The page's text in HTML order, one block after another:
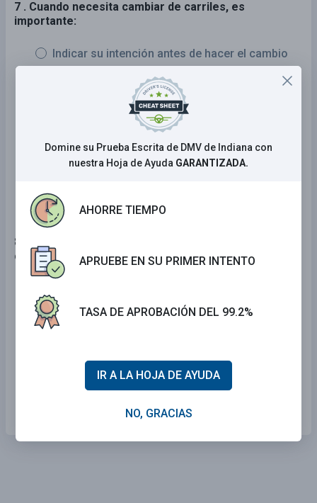
7 . Cuando necesita cambiar de carriles, es
importante:
Indicar su intención antes de hacer el cambio
Fijarse bien para ver que no hay un carro en el
Asegurarse que el carril no está ocupado
antes de entrar
8 . Esta flecha verde en un semáforo de control de
carrilles significa que:
No se permiten vehículos en este
Domine su Prueba Escrita de DMV de Indiana con
nuestra Hoja de Ayuda GARANTIZADA.
AHORRE TIEMPO
APRUEBE EN SU PRIMER INTENTO
TASA DE APROBACIÓN DEL 99.2%
IR A LA HOJA DE AYUDA
NO, GRACIAS